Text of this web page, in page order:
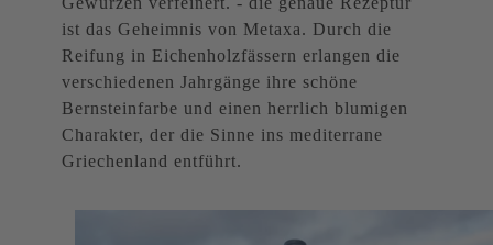
ist das Geheimnis von Metaxa. Durch die
Reifung in Eichenholzfässern erlangen die
verschiedenen Jahrgänge ihre schöne
Bernsteinfarbe und einen herrlich blumigen
Charakter, der die Sinne ins mediterrane
Griechenland entführt.